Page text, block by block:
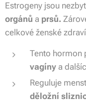
Estrogeny jsou
orgánů a prsů.
celkové ženské
Tento hormon
vagíny a
Reguluje
děložní